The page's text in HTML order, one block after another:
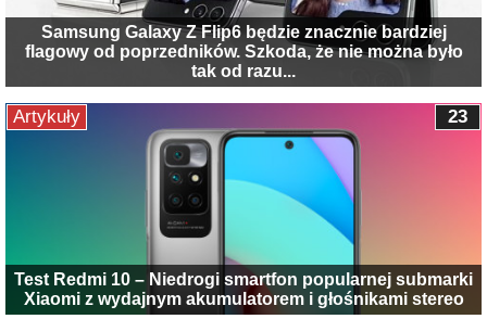
Samsung Galaxy Z Flip6 będzie znacznie bardziej
flagowy od poprzedników. Szkoda, że nie można było
tak od razu...
Test Redmi 10 – Niedrogi smartfon popularnej submarki
Xiaomi z wydajnym akumulatorem i głośnikami stereo
23
Artykuły